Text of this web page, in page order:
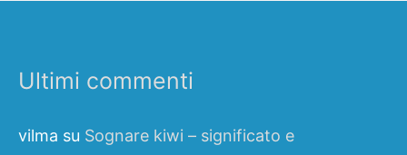
Ultimi commenti
vilma su Sognare kiwi – significato e